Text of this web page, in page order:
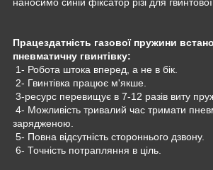
Працездатність газової пружини
пневматичну гвинтівку:
1- Робота штока вперед, а не в бік.
2- Гвинтівка працює м'якше.
3-ресурс перевищує в 7-12 разів виту
4- Можливість тривалий час тримати
зарядженою.
5- Повна відсутність стороннього дзвону.
6- Точність потрапляння в ціль.